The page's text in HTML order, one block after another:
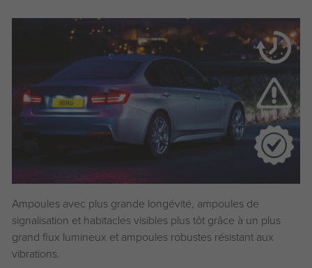
Ampoules avec plus grande longévité, ampoules de
signalisation et habitacles visibles plus tôt grâce à un plus
grand flux lumineux et ampoules robustes résistant aux
vibrations.